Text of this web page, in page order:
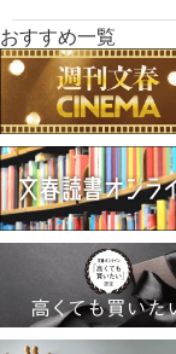
おすすめ一覧